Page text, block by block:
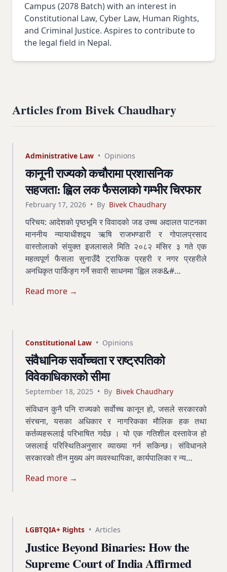
Campus (2078 Batch) with an interest in
Constitutional Law, Cyber Law, Human Rights,
and Criminal Justice. Aspires to contribute to
the legal field in Nepal.
Articles from Bivek Chaudhary
Administrative Law • Opinions
कानूनी राज्यको कचौरामा प्रशासनिक
सहजता: ह्विल लक फैसलाको गम्भीर चिरफार
February 17, 2026 • By Bivek Chaudhary
परिचय: आदेशको पृष्ठभूमि र विवादको जड उच्च अदालत पाटनका
माननीय न्यायाधीशद्वय ऋषि राजभण्डारी र गोपालप्रसाद
वास्तोलाको संयुक्त इजलासले मिति २०८२ मंसिर ३ गते एक
महत्वपूर्ण फैसला सुनाउँदै ट्राफिक प्रहरी र नगर प्रहरीले
अनधिकृत पार्किङ्ग गर्ने सवारी साधनमा 'ह्विल लक&#…
Read more →
Constitutional Law • Opinions
संवैधानिक सर्वोच्चता र राष्ट्रपतिको
विवेकाधिकारको सीमा
September 18, 2025 • By Bivek Chaudhary
संविधान कुनै पनि राज्यको सर्वोच्च कानून हो, जसले सरकारको
संरचना, यसका अधिकार र नागरिकका मौलिक हक तथा
कर्तव्यहरूलाई परिभाषित गर्दछ । यो एक गतिशील दस्तावेज हो
जसलाई परिस्थितिअनुसार व्याख्या गर्न सकिन्छ। संविधानले
सरकारको तीन मुख्य अंग व्यवस्थापिका, कार्यपालिका र न्य…
Read more →
LGBTQIA+ Rights • Articles
Justice Beyond Binaries: How the
Supreme Court of India Affirmed